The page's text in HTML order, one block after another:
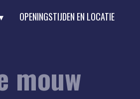
OPENINGSTIJDEN EN LOCATIE
mouw